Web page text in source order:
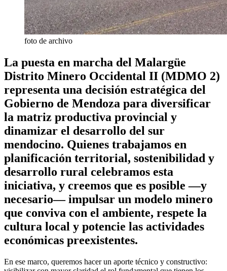
foto de archivo
La puesta en marcha del Malargüe
Distrito Minero Occidental II (MDMO 2)
representa una decisión estratégica del
Gobierno de Mendoza para diversificar
la matriz productiva provincial y
dinamizar el desarrollo del sur
mendocino. Quienes trabajamos en
planificación territorial, sostenibilidad y
desarrollo rural celebramos esta
iniciativa, y creemos que es posible —y
necesario— impulsar un modelo minero
que conviva con el ambiente, respete la
cultura local y potencie las actividades
económicas preexistentes.
En ese marco, queremos hacer un aporte técnico y constructivo: